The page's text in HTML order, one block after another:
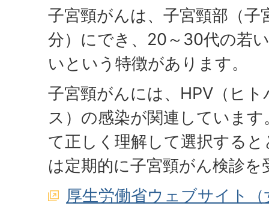
子宮頸がんは、子宮頸部（子
分）にでき、20～30代の若
いという特徴があります。
子宮頸がんには、HPV（ヒ
ス）の感染が関連していま
て正しく理解して選択する
は定期的に子宮頸がん検診
厚生労働省ウェブサイト